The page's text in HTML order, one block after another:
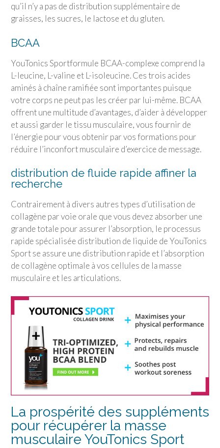
qu’il n’y a pas de distribution supplémentaire de
graisses, les sucres, le lactose et du gluten.
BCAA
YouTonics Sportformule BCAA-complexe comprend la
L-leucine, L-valine et L-isoleucine. Ces trois acides
aminés à chaîne ramifiée sont importantes puisque
votre corps ne peut pas les créer par lui-même. BCAA
offrent une multitude d’avantages, d’aider à développer
et aussi garder le tissu musculaire, vous fournir de
l’énergie pour vous obtenir par vos formations pour
réduire l’inconfort musculaire d’exercice de message.
distribution de fluide rapide affiner la
recherche
Contrairement à divers autres types d’utilisation de
collagène par voie orale que vous devez absorber une
grande totale pour assurer l’absorption, le processus
rapide spécialisée distribution de liquide de YouTonics
Sportse assure une distribution rapide et l’absorption
de collagène optimale à vos cellules de la masse
musculaire et les articulations.
La prospérité des suppléments
pour récupérer la masse
musculaire YouTonics Sport